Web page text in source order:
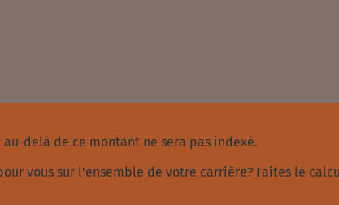
delà de ce montant ne sera pas indexé.
vous sur l'ensemble de votre carrière? Faites le